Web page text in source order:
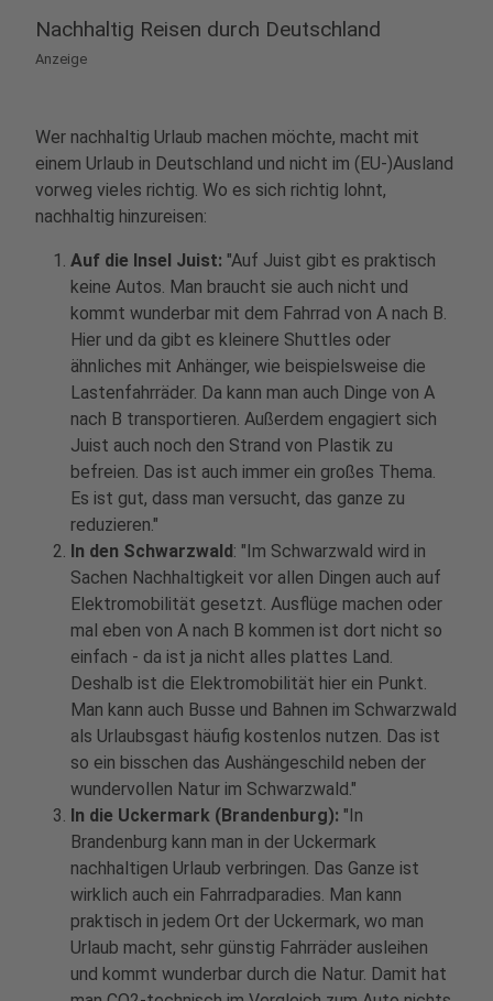
Nachhaltig Reisen durch Deutschland
Anzeige
Wer nachhaltig Urlaub machen möchte, macht mit
einem Urlaub in Deutschland und nicht im (EU-)Ausland
vorweg vieles richtig. Wo es sich richtig lohnt,
nachhaltig hinzureisen:
Auf die Insel Juist: "Auf Juist gibt es praktisch
keine Autos. Man braucht sie auch nicht und
kommt wunderbar mit dem Fahrrad von A nach B.
Hier und da gibt es kleinere Shuttles oder
ähnliches mit Anhänger, wie beispielsweise die
Lastenfahrräder. Da kann man auch Dinge von A
nach B transportieren. Außerdem engagiert sich
Juist auch noch den Strand von Plastik zu
befreien. Das ist auch immer ein großes Thema.
Es ist gut, dass man versucht, das ganze zu
reduzieren."
In den Schwarzwald: "Im Schwarzwald wird in
Sachen Nachhaltigkeit vor allen Dingen auch auf
Elektromobilität gesetzt. Ausflüge machen oder
mal eben von A nach B kommen ist dort nicht so
einfach - da ist ja nicht alles plattes Land.
Deshalb ist die Elektromobilität hier ein Punkt.
Man kann auch Busse und Bahnen im Schwarzwald
als Urlaubsgast häufig kostenlos nutzen. Das ist
so ein bisschen das Aushängeschild neben der
wundervollen Natur im Schwarzwald."
In die Uckermark (Brandenburg): "In
Brandenburg kann man in der Uckermark
nachhaltigen Urlaub verbringen. Das Ganze ist
wirklich auch ein Fahrradparadies. Man kann
praktisch in jedem Ort der Uckermark, wo man
Urlaub macht, sehr günstig Fahrräder ausleihen
und kommt wunderbar durch die Natur. Damit hat